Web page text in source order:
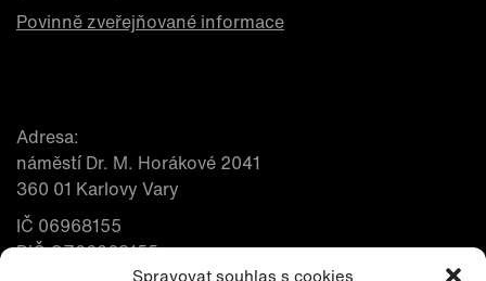
Spravovat souhlas s cookies
Povinně zveřejňované informace
Adresa:
náměstí Dr. M. Horákové 2041
360 01 Karlovy Vary
IČ 06968155
DIČ CZ06968155